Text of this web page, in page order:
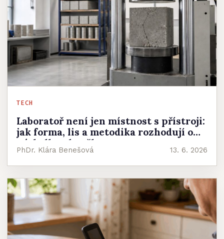
TECH
Laboratoř není jen místnost s přístroji:
jak forma, lis a metodika rozhodují o
výsledku zkoušky
PhDr. Klára Benešová 13. 6. 2026